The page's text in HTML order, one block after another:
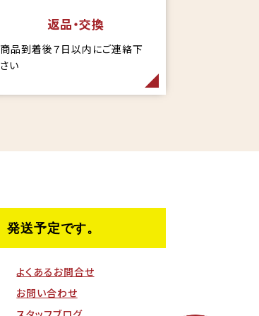
返品・交換
商品到着後７日以内にご連絡下
さい
よくあるお問合せ
お問い合わせ